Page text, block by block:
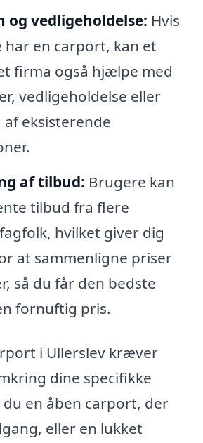
og vedligeholdelse: Hvis
har en carport, kan et
firma også hjælpe med
vedligeholdelse eller
eksisterende
af tilbud: Brugere kan
tilbud fra flere
hvilket giver dig
at sammenligne priser
så du får den bedste
fornuftig pris.
i Ullerslev kræver
dine specifikke
en åben carport, der
eller en lukket